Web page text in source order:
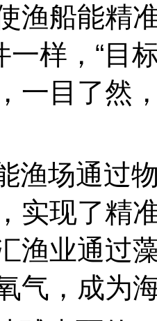
渔船能精
一样，“目
一目了然
渔场通过
实现了精
渔业通过
气，成为